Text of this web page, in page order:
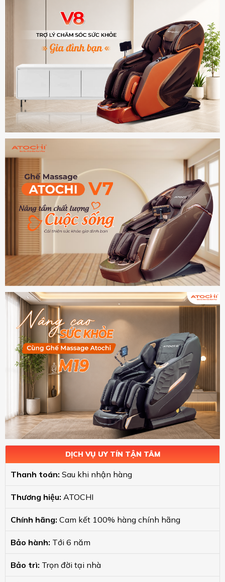
DỊCH VỤ UY TÍN TẬN TÂM
Thanh toán: Sau khi nhận hàng
Thương hiệu: ATOCHI
Chính hãng: Cam kết 100% hàng chính hãng
Bảo hành: Tới 6 năm
Bảo trì: Trọn đời tại nhà